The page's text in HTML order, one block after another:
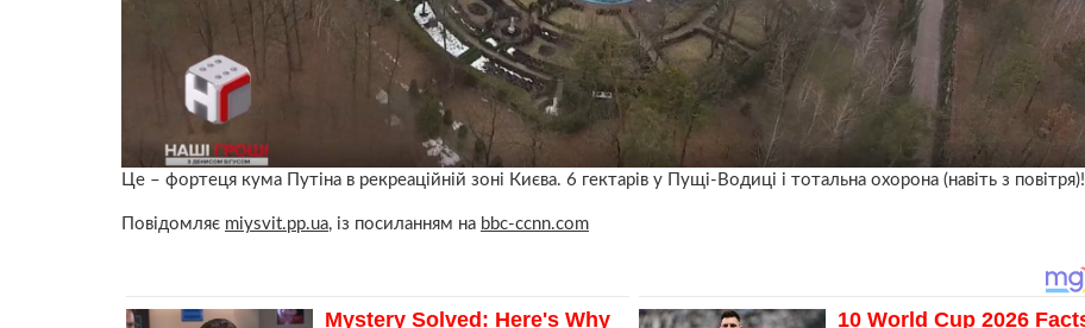
Це – фортеця кума Путіна в рекреаційній зоні Києва. 6 гектарів у Пущі-Водиці і тотальна охорона (навіть з повітря)!
Повідомляє miysvit.pp.ua, із посиланням на bbc-ccnn.com